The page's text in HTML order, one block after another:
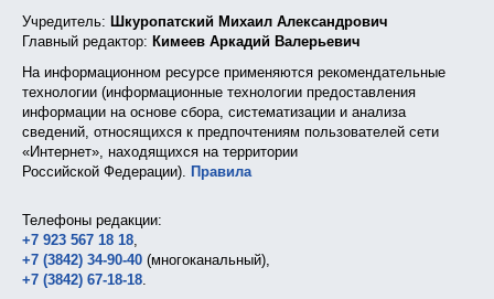
Учредитель: Шкуропатский Михаил Александрович
Главный редактор: Кимеев Аркадий Валерьевич
На информационном ресурсе применяются рекомендательные
технологии (информационные технологии предоставления
информации на основе сбора, систематизации и анализа
сведений, относящихся к предпочтениям пользователей сети
«Интернет», находящихся на территории
Российской Федерации). Правила
Телефоны редакции:
+7 923 567 18 18,
+7 (3842) 34-90-40 (многоканальный),
+7 (3842) 67-18-18.